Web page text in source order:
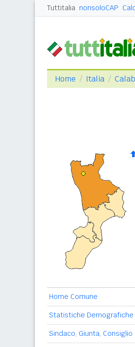
Tuttitalia nonsoloCAP
Home Italia
Home Comune
Statistiche Demografiche
Sindaco, Giunta, Consiglio